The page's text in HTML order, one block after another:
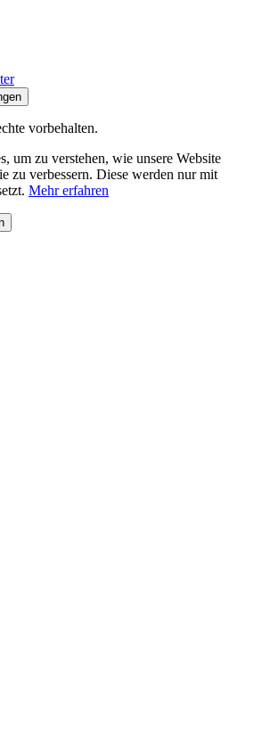
vorbehalten.
um zu verstehen, wie unsere Website
zu verbessern. Diese werden nur mit
Mehr erfahren